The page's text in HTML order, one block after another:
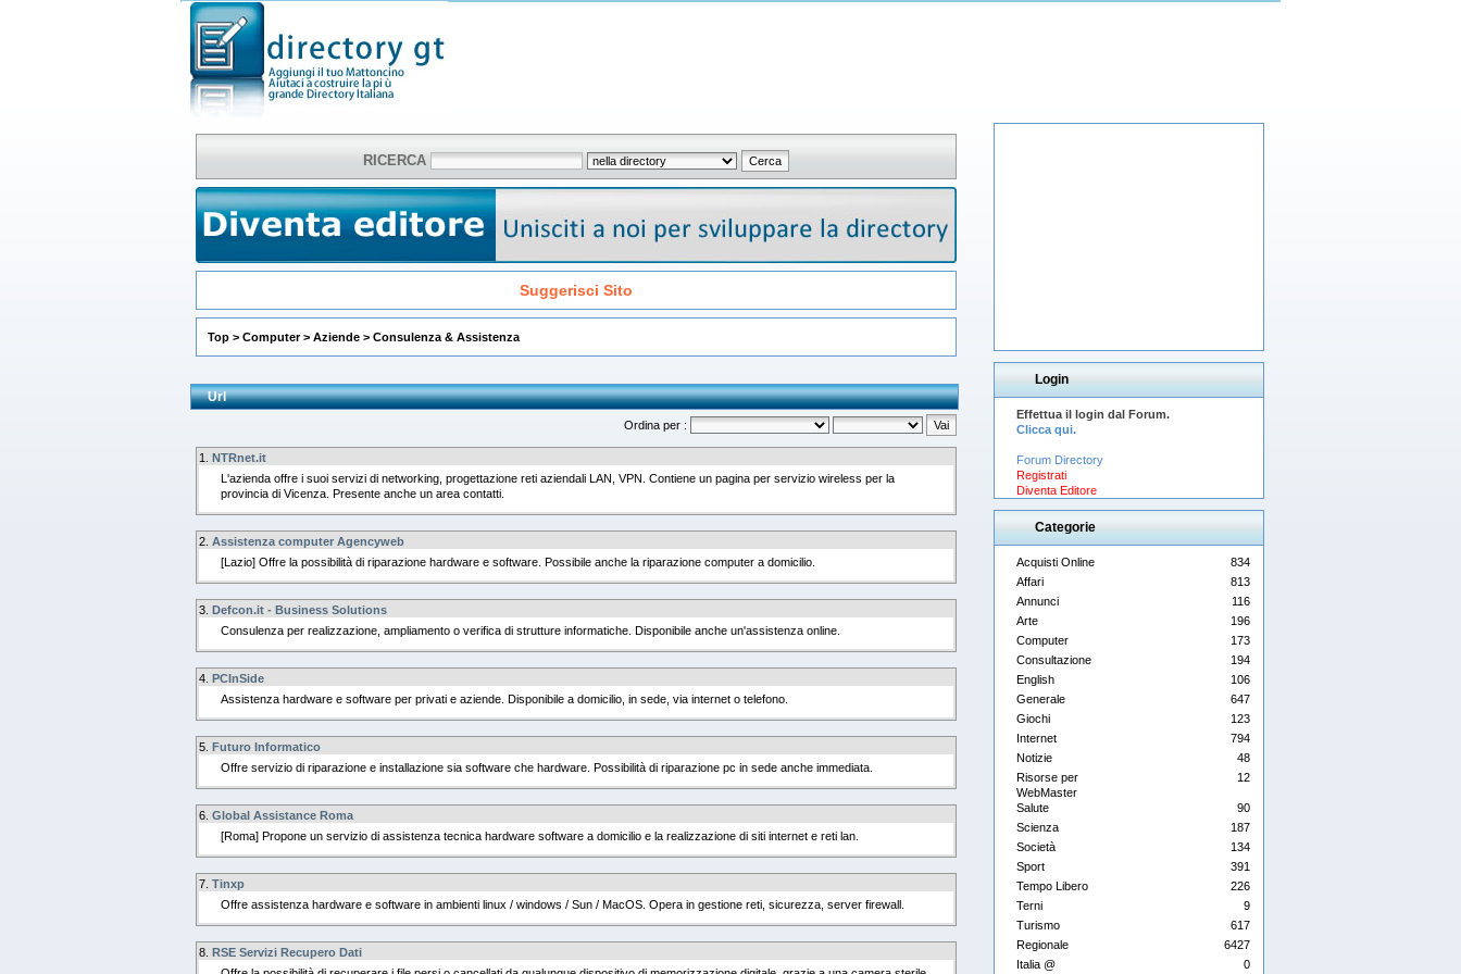
RICERCA
Suggerisci Sito
Top > Computer> Aziende > Consulenza & Assistenza
Url
Ordina per :
1. NTRnet.it
L'azienda offre i suoi servizi di networking, progettazione reti aziendali LAN, VPN. Contiene un pagina per servizio wireless per la
provincia di Vicenza. Presente anche un area contatti.
2. Assistenza computer Agencyweb
[Lazio] Offre la possibilità di riparazione hardware e software. Possibile anche la riparazione computer a domicilio.
3. Defcon.it - Business Solutions
Consulenza per realizzazione, ampliamento o verifica di strutture informatiche. Disponibile anche un'assistenza online.
4. PCInSide
Assistenza hardware e software per privati e aziende. Disponibile a domicilio, in sede, via internet o telefono.
5. Futuro Informatico
Offre servizio di riparazione e installazione sia software che hardware. Possibilità di riparazione pc in sede anche immediata.
6. Global Assistance Roma
[Roma] Propone un servizio di assistenza tecnica hardware software a domicilio e la realizzazione di siti internet e reti lan.
7. Tinxp
Offre assistenza hardware e software in ambienti linux / windows / Sun / MacOS. Opera in gestione reti, sicurezza, server firewall.
8. RSE Servizi Recupero Dati
Login
Effettua il login dal Forum.
Clicca qui.
Forum Directory
Registrati
Diventa Editore
Categorie
Acquisti Online
834
Affari
813
Annunci
116
Arte
196
Computer
173
Consultazione
194
English
106
Generale
647
Giochi
123
Internet
794
Notizie
48
Risorse per
WebMaster
12
Salute
90
Scienza
187
Società
134
Sport
391
Tempo Libero
226
Terni
9
Turismo
617
Regionale
6427
Italia @
0